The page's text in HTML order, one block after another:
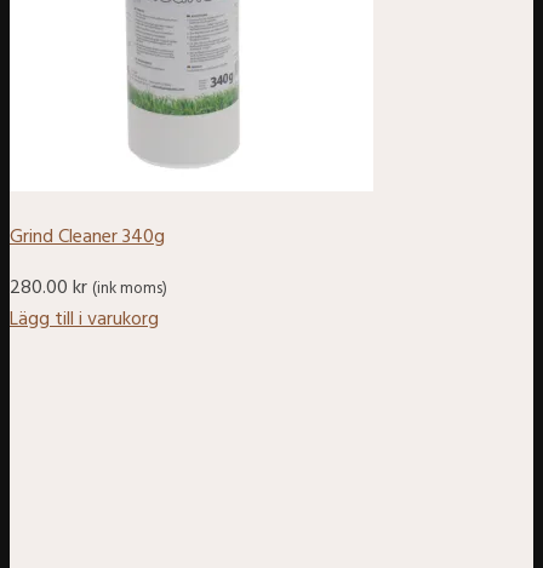
Grind Cleaner 340g
280.00kr (ink moms)
Lägg till i varukorg